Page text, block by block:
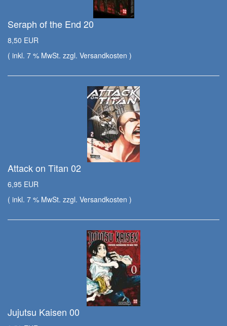
Seraph of the End 20
8,50 EUR
( inkl. 7 % MwSt. zzgl. Versandkosten )
Attack on Titan 02
6,95 EUR
( inkl. 7 % MwSt. zzgl. Versandkosten )
Jujutsu Kaisen 00